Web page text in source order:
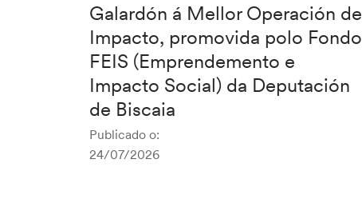
Galardón á Mellor Operación de
Impacto, promovida polo Fondo
FEIS (Emprendemento e
Impacto Social) da Deputación
de Biscaia
Publicado o:
24/07/2026